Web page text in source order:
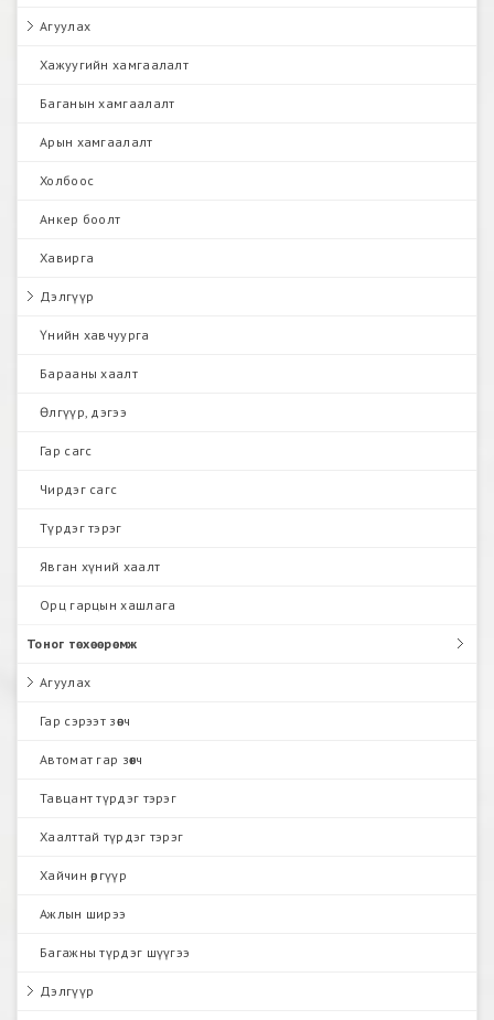
Агуулах
Хажуугийн хамгаалалт
Баганын хамгаалалт
Арын хамгаалалт
Холбоос
Анкер боолт
Хавирга
Дэлгүүр
Үнийн хавчуурга
Барааны хаалт
Өлгүүр, дэгээ
Гар сагс
Чирдэг сагс
Түрдэг тэрэг
Явган хүний хаалт
Орц гарцын хашлага
Тоног төхөөрөмж
Агуулах
Гар сэрээт зөөгч
Автомат гар зөөгч
Тавцант түрдэг тэрэг
Хаалттай түрдэг тэрэг
Хайчин өргүүр
Ажлын ширээ
Багажны түрдэг шүүгээ
Дэлгүүр